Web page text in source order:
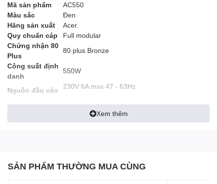
Mã sản phẩm
AC550
Màu sắc
Đen
Hãng sản xuất
Acer.
Quy chuẩn cáp
Full modular
Chứng nhận 80
Plus
80 plus Bronze
Công suất định
danh
550W
Nguồn đầu vào 230V 6A max 47 - 63Hz
ATX - 165 x 150 x 86 (mm)
Hệ thống giải
Fan HBF kích thước 120mm
Active PFC
Yes
Xem thêm
SẢN PHẨM THƯỜNG MUA CÙNG